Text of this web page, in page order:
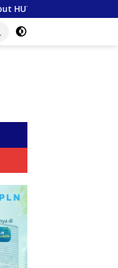
Energi Kebaikan dari